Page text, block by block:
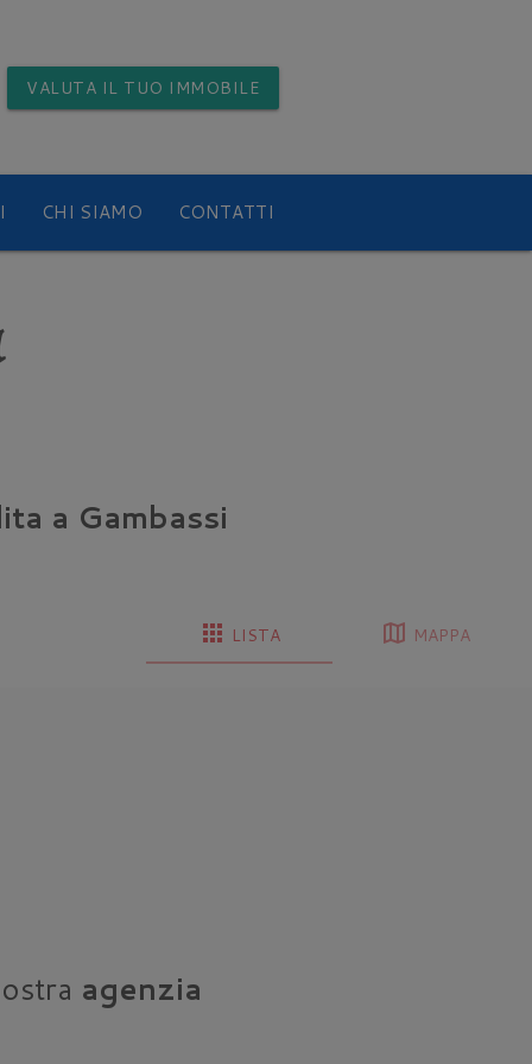
VALUTA IL TUO IMMOBILE
CHI SIAMO CONTATTI
a Gambassi
apps LISTA map MAPPA
agenzia